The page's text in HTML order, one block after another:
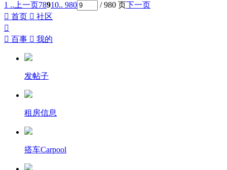
1 .. 上一页78910.. 980 / 980 页下一页
 首页  社区

 百事  我的
发帖子
租房信息
搭车Carpool